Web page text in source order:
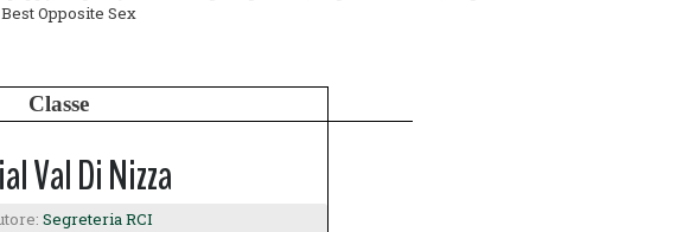
Opposite Sex
Classe
Val Di Nizza
Segreteria RCI